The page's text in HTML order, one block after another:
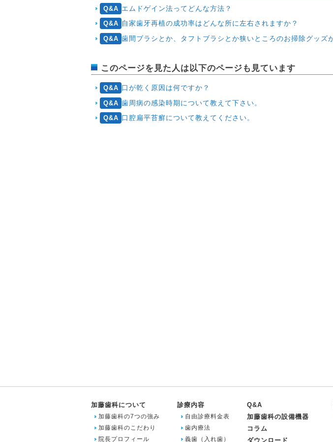
Q&A エムドゲイン法ってどんな方法？
Q&A 自家歯牙再植の成功率はどんな所に左右されますか？
Q&A 歯間ブラシとか、タフトブラシとか狭いところのお掃除グッズが他にもあります
このページを見た人は以下のページも見ています
Q&A 口が乾く原因は何ですか？
Q&A 歯周病の感染時期について教えて下さい。
Q&A 口腔扁平苔癬について教えてください。
加藤歯科について
加藤歯科の7つの強み
加藤歯科のこだわり
院長プロフィール
診療内容
自由診療料金表
歯内療法
義歯（入れ歯）
Q&A
加藤歯科の設備機器
コラム
ダウンロード